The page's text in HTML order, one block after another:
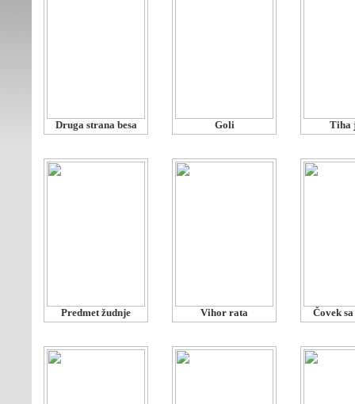
Druga strana besa Goli Tiha
Predmet žudnje Vihor rata Čovek